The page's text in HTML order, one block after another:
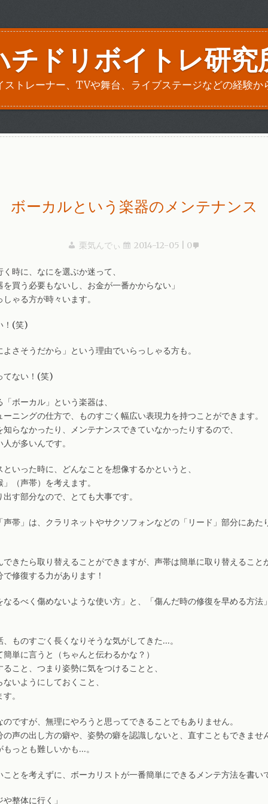
チドリボイトレ研究
トレーナー、TVや舞台、ライブステージなどの経験
ボーカルという楽器のメンテナンス
栗気んでぃ 2014-12-05 0
時に、なにを選ぶか迷って、
買う必要もないし、お金が一番かからない」
ゃる方が時々います。
！(笑)
さそうだから」という理由でいらっしゃる方も。
てない！(笑)
ボーカル」という楽器は、
ニングの仕方で、ものすごく幅広い表現力を持つことができます。
らなかったり、メンテナンスできていなかったりするので、
が多いんです。
いった時に、どんなことを想像するかというと、
（声帯）を考えます。
す部分なので、とても大事です。
声帯」は、クラリネットやサクソフォンなどの「リード」部分にあた
できたら取り替えることができますが、声帯は簡単に取り替えること
修復する力があります！
なるべく傷めないような使い方」と、「傷んだ時の修復を早める方法
ものすごく長くなりそうな気がしてきた…。
単に言うと（ちゃんと伝わるかな？）
こと、つまり姿勢に気をつけることと、
いようにしておくこと、
。
ですが、無理にやろうと思ってできることでもありません。
の声の出し方の癖や、姿勢の癖を認識しないと、直すこともできませ
っとも難しいかも…。
ことを考えずに、ボーカリストが一番簡単にできるメンテ方法を書い
整体に行く」